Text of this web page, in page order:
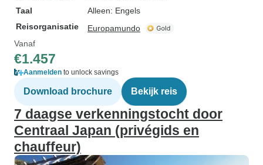
Taal
Alleen: Engels
Reisorganisatie
Europamundo
Vanaf
€1.457
Aanmelden to unlock savings
Download brochure Bekijk reis
7 daagse verkenningstocht door
Centraal Japan (privégids en
chauffeur)